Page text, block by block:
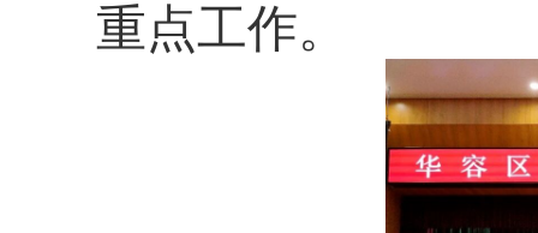
重点工作。